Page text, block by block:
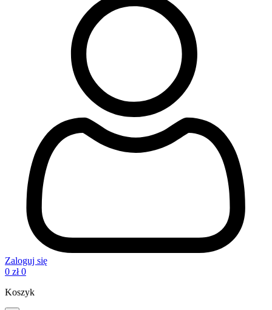
Zaloguj się
0 zł 0
Koszyk